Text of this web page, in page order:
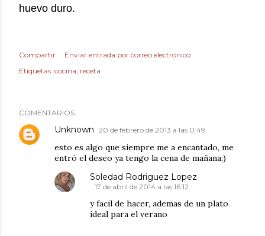
huevo duro.
Compartir
Enviar entrada por correo electrónico
Etiquetas: cocina receta
COMENTARIOS
Unknown 20 de febrero de 2013 a las 0:49
esto es algo que siempre me a encantado, me
entró el deseo ya tengo la cena de mañana;)
Soledad Rodriguez Lopez
17 de abril de 2014 a las 16:12
y facil de hacer, ademas de un plato
ideal para el verano